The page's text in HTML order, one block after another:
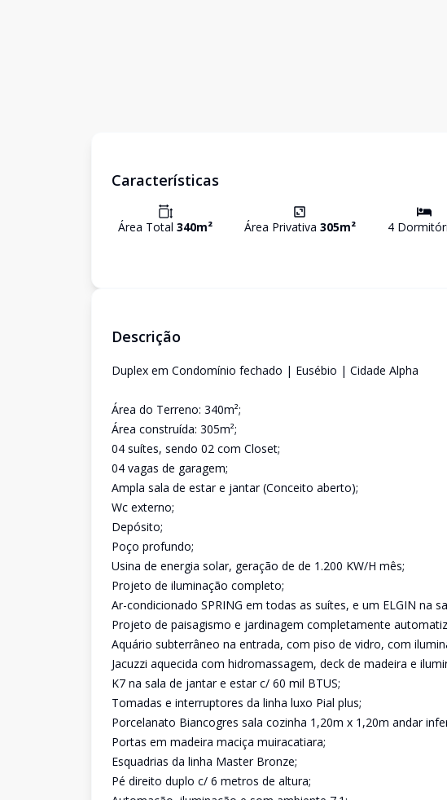
Características
Área Total 340m² Área Privativa 305m² 4
Descrição
Duplex em Condomínio fechado | Eusébio | Cidade Alpha
Área do Terreno: 340m²;
Área construída: 305m²;
04 suítes, sendo 02 com Closet;
04 vagas de garagem;
Ampla sala de estar e jantar (Conceito aberto);
Wc externo;
Depósito;
Poço profundo;
Usina de energia solar, geração de de 1.200 KW/H mês;
Projeto de iluminação completo;
Ar-condicionado SPRING em todas as suítes, e um ELGIN na
Projeto de paisagismo e jardinagem completamente
Aquário subterrâneo na entrada, com piso de vidro, com
Jacuzzi aquecida com hidromassagem, deck de madeira e
K7 na sala de jantar e estar c/ 60 mil BTUS;
Tomadas e interruptores da linha luxo Pial plus;
Porcelanato Biancogres sala cozinha 1,20m x 1,20m andar
Portas em madeira maciça muiracatiara;
Esquadrias da linha Master Bronze;
Pé direito duplo c/ 6 metros de altura;